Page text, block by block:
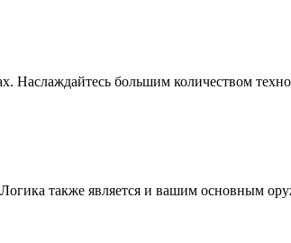
Наслаждайтесь большим количеством
также является и вашим основным